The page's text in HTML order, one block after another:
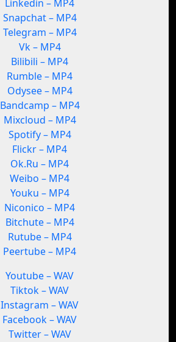
Linkedin – MP4
Snapchat – MP4
Telegram – MP4
Vk – MP4
Bilibili – MP4
Rumble – MP4
Odysee – MP4
Bandcamp – MP4
Mixcloud – MP4
Spotify – MP4
Flickr – MP4
Ok.Ru – MP4
Weibo – MP4
Youku – MP4
Niconico – MP4
Bitchute – MP4
Rutube – MP4
Peertube – MP4
Youtube – WAV
Tiktok – WAV
Instagram – WAV
Facebook – WAV
Twitter – WAV